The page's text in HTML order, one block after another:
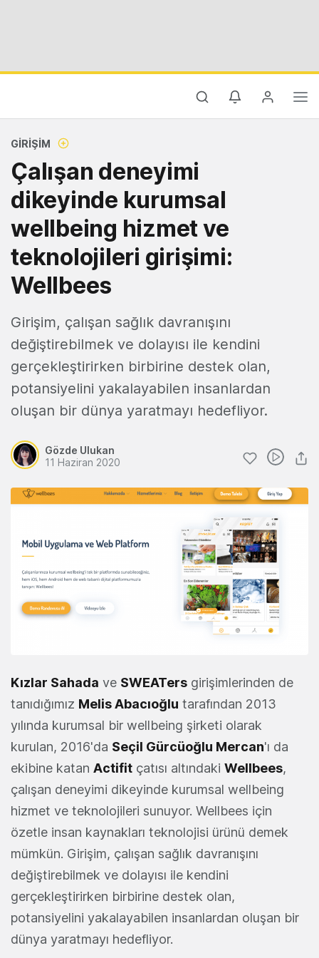
GIRIŞIM
Çalışan deneyimi
dikeyinde kurumsal
wellbeing hizmet ve
teknolojileri girişimi:
Wellbees
Girişim, çalışan sağlık davranışını
değiştirebilmek ve dolayısı ile kendini
gerçekleştirirken birbirine destek olan,
potansiyelini yakalayabilen insanlardan
oluşan bir dünya yaratmayı hedefliyor.
Gözde Ulukan
11 Haziran 2020
Kızlar Sahada ve SWEATers girişimlerinden de
tanıdığımız Melis Abacıoğlu tarafından 2013
yılında kurumsal bir wellbeing şirketi olarak
kurulan, 2016'da Seçil Gürcüoğlu Mercan'ı da
ekibine katan Actifit çatısı altındaki Wellbees,
çalışan deneyimi dikeyinde kurumsal wellbeing
hizmet ve teknolojileri sunuyor. Wellbees için
özetle insan kaynakları teknolojisi ürünü demek
mümkün. Girişim, çalışan sağlık davranışını
değiştirebilmek ve dolayısı ile kendini
gerçekleştirirken birbirine destek olan,
potansiyelini yakalayabilen insanlardan oluşan bir
dünya yaratmayı hedefliyor.